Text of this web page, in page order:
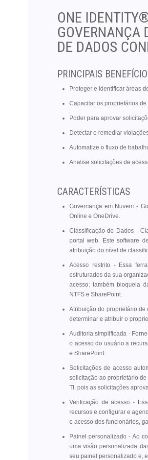
ONE
GOVERNANÇA
DE DADOS
PRINCIPAIS
Proteger e identificar áreas
Capacitar os proprietários
Poder para aprovar
Detectar e remediar
Automatize o fluxo de
Analise solicitações de
CARACTERÍSTICAS
Governança em Nuvem -
Online e OneDrive.
Classificação de Dados -
portal web. Este software
atribuição do nível de
Acesso restrito - Essa
estruturados da sua
acesso; também bloqueia
NTFS e SharePoint.
Atribuição do proprietário
determinar e atribuir o
Auditoria simplificada -
o acesso do usuário a
e SharePoint.
Solicitações de acesso
solicitação ao proprietário
TI, pois as solicitações
Verificação de acesso -
recursos e configurar e
o acesso dos funcionários,
Painel personalizado - Ao
uma visão personalizada
seu painel personalizado e,